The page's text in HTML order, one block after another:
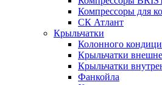
Компрессоры для
СК Атлант
Крыльчатки
Колонного
Крыльчатки
Крыльчатки
Фанкойла